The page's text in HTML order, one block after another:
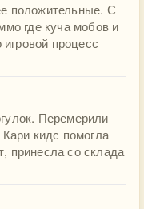
положительные. С
где куча мобов и
игровой процесс
Перемерили
кидс помогла
принесла со склада